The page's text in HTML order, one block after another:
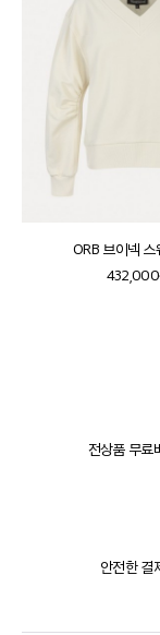
교환 및 반품
교환/반품 기간은 상품
교환/반품 신청은 마이
ORB 브이넥 스
432,000
전상품 무료
안전한 결